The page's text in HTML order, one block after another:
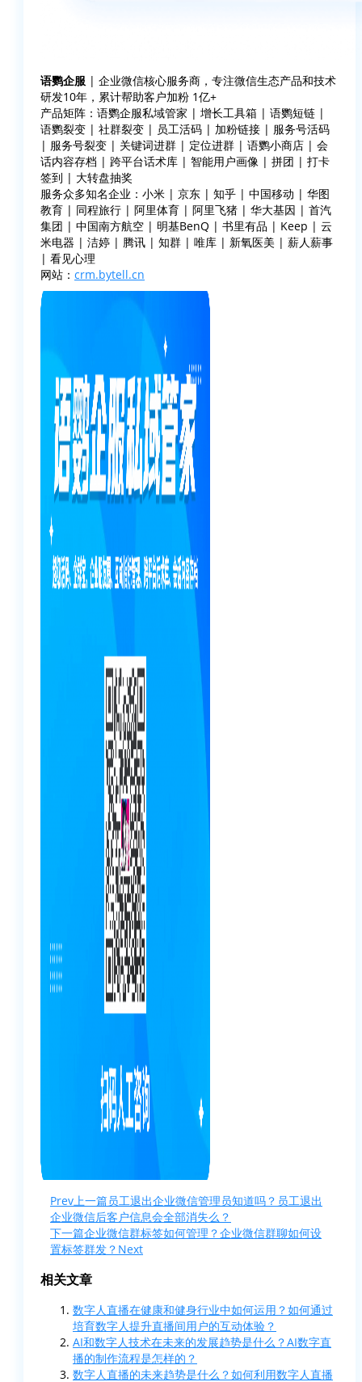
语鹦企服 | 企业微信核心服务商，专注微信生态产品和技术
研发10年，累计帮助客户加粉 1亿+
产品矩阵：语鹦企服私域管家 | 增长工具箱 | 语鹦短链 |
语鹦裂变 | 社群裂变 | 员工活码 | 加粉链接 | 服务号活码
| 服务号裂变 | 关键词进群 | 定位进群 | 语鹦小商店 | 会
话内容存档 | 跨平台话术库 | 智能用户画像 | 拼团 | 打卡
签到 | 大转盘抽奖
服务众多知名企业：小米 | 京东 | 知乎 | 中国移动 | 华图
教育 | 同程旅行 | 阿里体育 | 阿里飞猪 | 华大基因 | 首汽
集团 | 中国南方航空 | 明基BenQ | 书里有品 | Keep | 云
米电器 | 洁婷 | 腾讯 | 知群 | 唯库 | 新氧医美 | 薪人薪事
| 看见心理
网站： crm.bytell.cn
Prev 上一篇员工退出企业微信管理员知道吗？员工退出
企业微信后客户信息会全部消失么？
下一篇企业微信群标签如何管理？企业微信群聊如何设
置标签群发？ Next
相关文章
数字人直播在健康和健身行业中如何运用？如何通过
培育数字人提升直播间用户的互动体验？
AI和数字人技术在未来的发展趋势是什么？AI数字直
播的制作流程是怎样的？
数字人直播的未来趋势是什么？如何利用数字人直播